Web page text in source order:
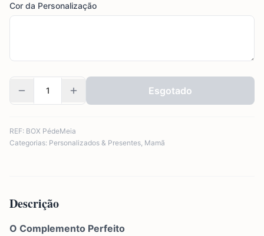
Cor da Personalização
Esgotado
REF: BOX PédeMeia
Categorias: Personalizados & Presentes, Mamã
Descrição
O Complemento Perfeito